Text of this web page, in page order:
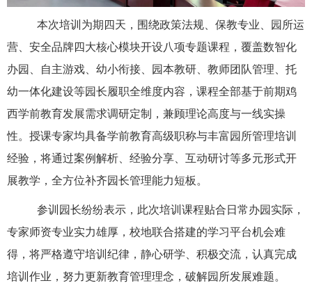
本次培训为期四天，围绕政策法规、保教专业、园所运
营、安全品牌四大核心模块开设八项专题课程，覆盖数智化
办园、自主游戏、幼小衔接、园本教研、教师团队管理、托
幼一体化建设等园长履职全维度内容，课程全部基于前期鸡
西学前教育发展需求调研定制，兼顾理论高度与一线实操
性。授课专家均具备学前教育高级职称与丰富园所管理培训
经验，将通过案例解析、经验分享、互动研讨等多元形式开
展教学，全方位补齐园长管理能力短板。
参训园长纷纷表示，此次培训课程贴合日常办园实际，
专家师资专业实力雄厚，校地联合搭建的学习平台机会难
得，将严格遵守培训纪律，静心研学、积极交流，认真完成
培训作业，努力更新教育管理理念，破解园所发展难题。